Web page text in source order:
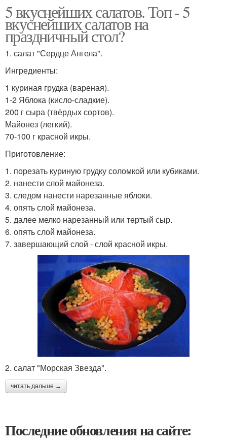
5 вкуснейших салатов. Топ - 5
вкуснейших салатов на
праздничный стол?
1. салат "Сердце Ангела".
Ингредиенты:
1 куриная грудка (вареная).
1-2 Яблока (кисло-сладкие).
200 г сыра (твёрдых сортов).
Майонез (легкий).
70-100 г красной икры.
Приготовление:
1. порезать куриную грудку соломкой или кубиками.
2. нанести слой майонеза.
3. следом нанести нарезанные яблоки.
4. опять слой майонеза.
5. далее мелко нарезанный или тeртый сыр.
6. опять слой майонеза.
7. завершающий слой - слой красной икры.
2. салат "Морская Звезда".
читать дальше →
Последние обновления на сайте: